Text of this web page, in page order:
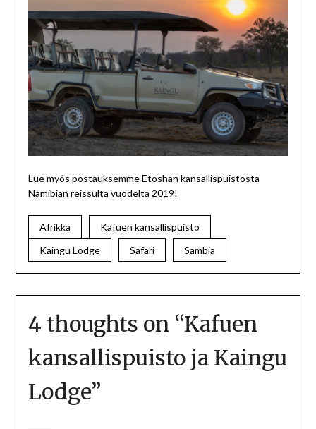
Lue myös postauksemmeEtoshan kansallispuistosta
Namibian reissulta vuodelta 2019!
Afrikka
Kafuen kansallispuisto
Kaingu Lodge
Safari Sambia
4 thoughts on “Kafuen
kansallispuisto ja Kaingu
Lodge”